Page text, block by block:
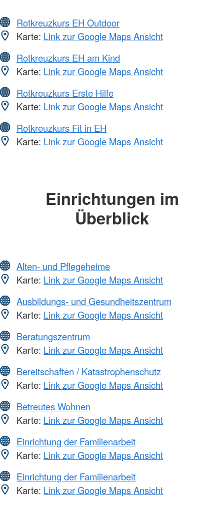
Rotkreuzkurs EH Outdoor
Karte: Link zur Google Maps Ansicht
Rotkreuzkurs EH am Kind
Karte: Link zur Google Maps Ansicht
Rotkreuzkurs Erste Hilfe
Karte: Link zur Google Maps Ansicht
Rotkreuzkurs Fit in EH
Karte: Link zur Google Maps Ansicht
Einrichtungen im
Überblick
Alten- und Pflegeheime
Karte: Link zur Google Maps Ansicht
Ausbildungs- und Gesundheitszentrum
Karte: Link zur Google Maps Ansicht
Beratungszentrum
Karte: Link zur Google Maps Ansicht
Bereitschaften / Katastrophenschutz
Karte: Link zur Google Maps Ansicht
Betreutes Wohnen
Karte: Link zur Google Maps Ansicht
Einrichtung der Familienarbeit
Karte: Link zur Google Maps Ansicht
Einrichtung der Familienarbeit
Karte: Link zur Google Maps Ansicht